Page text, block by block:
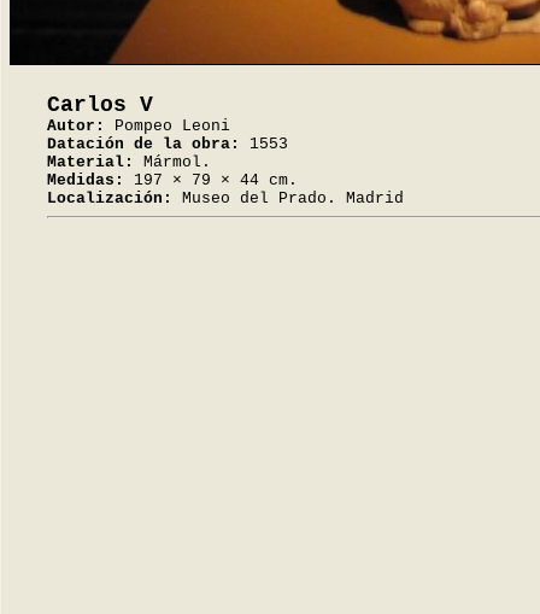
Carlos V
Autor:
Pompeo Leoni
Datación de la obra:
1553
Material:
Mármol.
Medidas:
197 × 79 × 44 cm.
Localización:
Museo del Prado. Madrid